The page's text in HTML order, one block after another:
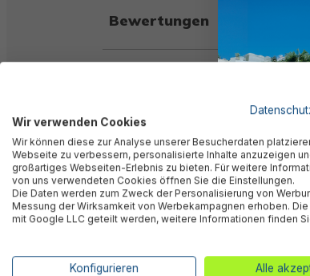
Bewertungen
Herstellerinformation
Wir verwenden Cookies
Wir können diese zur Analyse unserer Besucherdaten
Webseite zu verbessern, personalisierte Inhalte anzuzeigen
großartiges Webseiten-Erlebnis zu bieten. Für weitere
von uns verwendeten Cookies öffnen Sie die Einstellungen.
Die Daten werden zum Zweck der Personalisierung von
Messung der Wirksamkeit von Werbekampagnen erhoben.
mit Google LLC geteilt werden, weitere Informationen finden
Konfigurieren Alle